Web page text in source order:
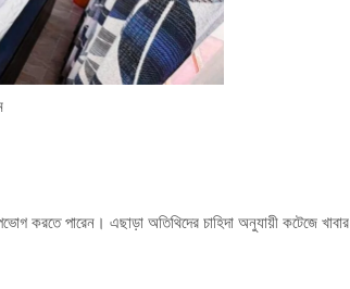
করতে পারেন। এছাড়া অতিথিদের চাহিদা অনুযায়ী কটেজে খাবার